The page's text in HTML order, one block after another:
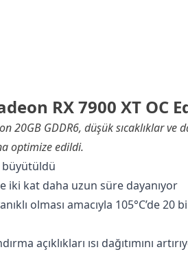
RX 7900 XT OC
20GB GDDR6, düşük sıcaklıklar ve
optimize edildi.
büyütüldü
iki kat daha uzun süre dayanıyor
olması amacıyla 105°C’de 20
açıklıkları ısı dağıtımını